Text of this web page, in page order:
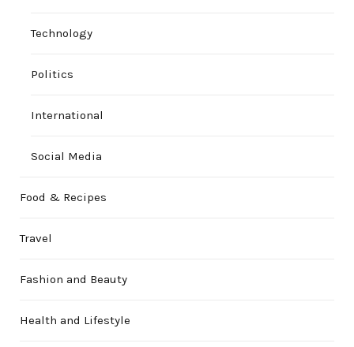
Technology
Politics
International
Social Media
Food & Recipes
Travel
Fashion and Beauty
Health and Lifestyle